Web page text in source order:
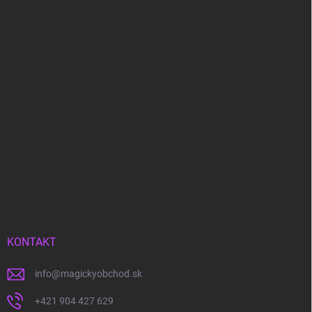
KONTAKT
info@magickyobchod.sk
+421 904 427 629